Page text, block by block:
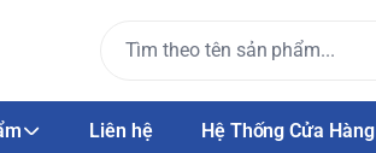
Liên hệ Hệ Thống Cửa Hàng